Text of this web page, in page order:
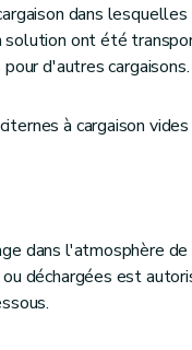
dans
solution ont été
d'autres cargaisons.
à cargaison
dans l'atmosphère de
déchargées est